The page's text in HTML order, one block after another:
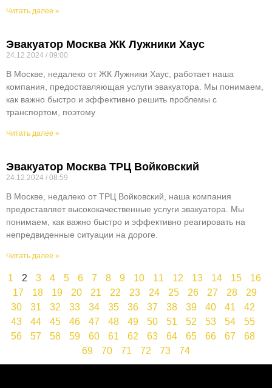
Читать далее »
Эвакуатор Москва ЖК Лужники Хаус
24.12.2024 09:00
В Москве, недалеко от ЖК Лужники Хаус, работает наша
компания, предоставляющая услуги эвакуатора. Мы понимаем,
как важно быстро и эффективно решить проблемы с
транспортом, поэтому
Читать далее »
Эвакуатор Москва ТРЦ Войковский
24.12.2024 08:59
В Москве, недалеко от ТРЦ Войковский, наша компания
предоставляет высококачественные услуги эвакуатора. Мы
понимаем, как важно быстро и эффективно реагировать на
непредвиденные ситуации на дороге.
Читать далее »
1 2 3 4 5 6 7 8 9 10 11 12 13 14 15
16
17
18 19 20 21 22 23 24 25 26 27 28
29
30
31 32 33 34 35 36 37 38 39 40 41
42
43
44 45 46 47 48 49 50 51 52 53 54
55
56
57 58 59 60 61 62 63 64 65 66 67
68
69
70 71 72 73 74